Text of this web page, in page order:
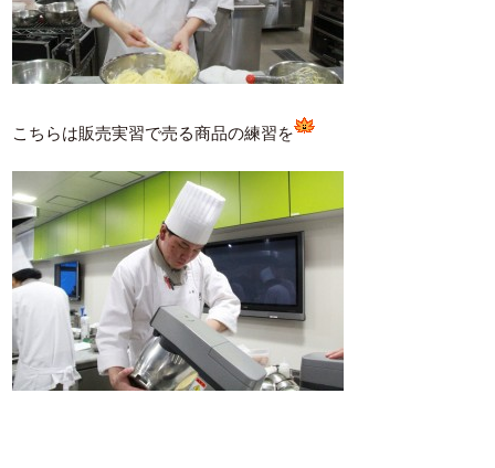
こちらは販売実習で売る商品の練習を